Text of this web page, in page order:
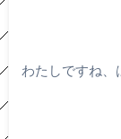
わたしですね、